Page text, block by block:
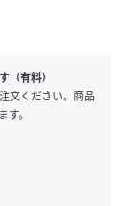
用の芳香剤で
。
り飲み込んだ場
に詰まった場合
（有料）
文ください。商品
。